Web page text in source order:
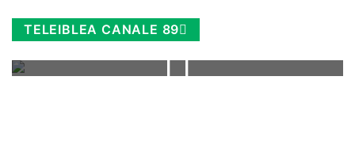
TELEIBLEA CANALE 89